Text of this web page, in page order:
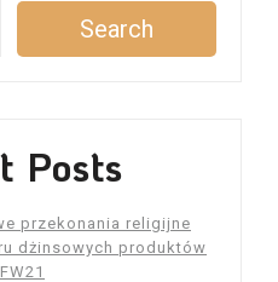
Search
Posts
przekonania religijne
dżinsowych produktów